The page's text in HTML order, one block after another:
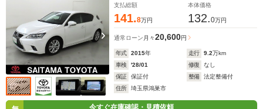
支払総額
141.8万円
本体価格
132.0万円
通常ローン 月々20,600円
年式 2015年 走行 9.2万km
車検
'28/01 修復
なし
保証
保証付 整備
法定整備付
住所
埼玉県鴻巣市